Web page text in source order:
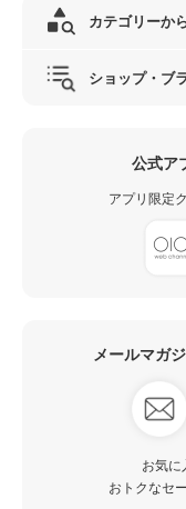
カテゴリーか
ショップ・ブ
公式ア
アプリ限定
メールマガ
お気に
おトクなセ